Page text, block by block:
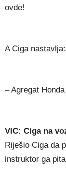
ovde!
A Ciga nastavlja:
– Agregat
VIC: Ciga na
Riješio Ciga da
instruktor ga